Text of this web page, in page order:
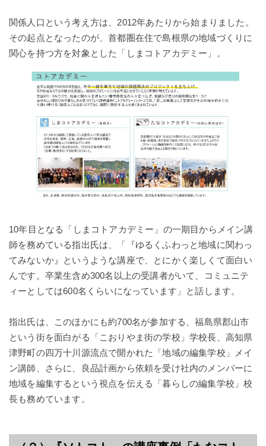
関係人口という考え方は、2012年あたりから始まりました。
その起点となったのが、首都圏在住で島根県の地域づくりに
関心を持つ方を対象とした「しまコトアカデミー」。
10年目となる「しまコトアカデミー」の一期目からメイン講
師を務めている指出氏は、「『ゆるくふわっと地域に関わっ
てみないか』というような講座で、とにかく楽しくて面白い
んです。卒業生含め300名以上の受講者がいて、コミュニテ
ィーとしては600名くらいになっています」と話します。
指出氏は、このほかにも約700名が参加する、福島県郡山市
という街を面白がる「こおりやま街の学校」学校長、高知県
津野町の四万十川源流点で開かれた「地域の編集学校」メイ
ン講師、さらに、良品計画から依頼を受け社内のメンバーに
地域を編集するという視点を伝える「暮らしの編集学校」校
長も務めています。